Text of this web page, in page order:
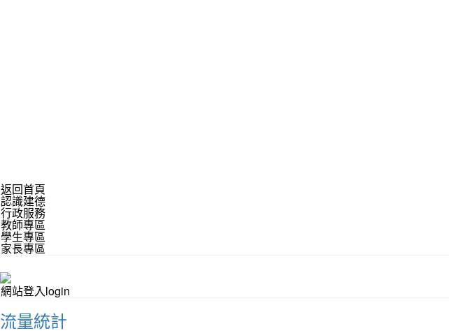
返回首頁
認識建德
行政服務
教師專區
學生專區
家長專區
網站登入login
流量統計